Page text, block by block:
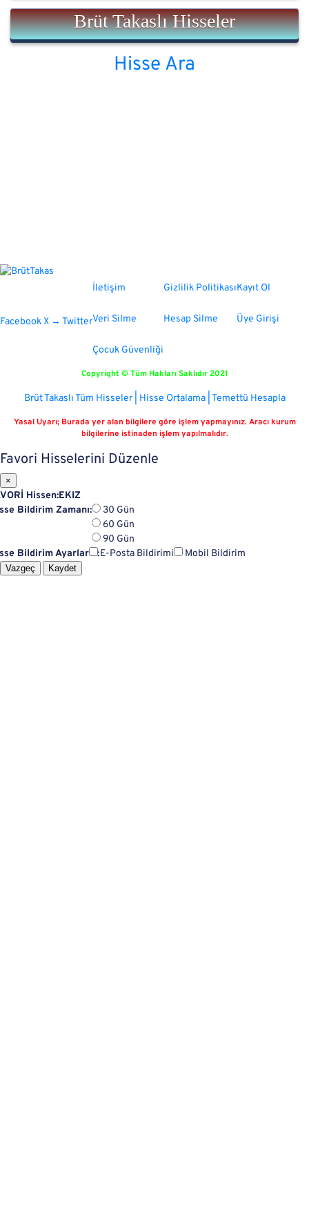
Brüt Takaslı Hisseler
Hisse Ara
FacebookX → Twitter
İletişim
Veri Silme
Çocuk Güvenliği
Gizlilik Politikası
Hesap Silme
Kayıt Ol
Üye Girişi
Copyright © Tüm Hakları Saklıdır 2021
Brüt Takaslı Tüm Hisseler | Hisse Ortalama | Temettü Hesapla
Yasal Uyarı; Burada yer alan bilgilere göre işlem yapmayınız. Aracı kurum
bilgilerine istinaden işlem yapılmalıdır.
Favori Hisselerini Düzenle
×
Hissen:EKIZ
Bildirim Zamanı:
30 Gün
60 Gün
90 Gün
Bildirim Ayarların:E-Posta Bildirimi Mobil Bildirim
Vazgeç Kaydet